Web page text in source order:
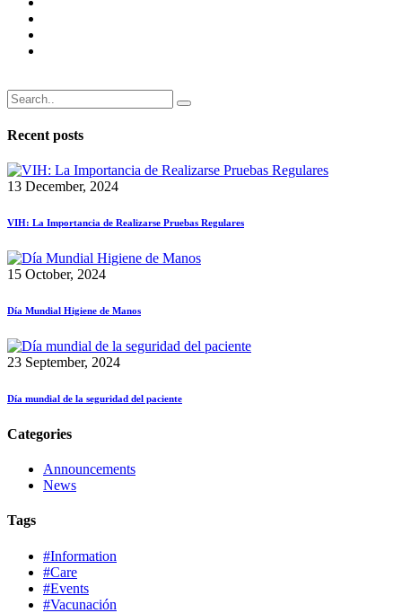
Recent posts
13 December, 2024
VIH: La Importancia de Realizarse Pruebas Regulares
15 October, 2024
Día Mundial Higiene de Manos
23 September, 2024
Día mundial de la seguridad del paciente
Categories
Announcements
News
Tags
#Information
#Care
#Events
#Vacunación